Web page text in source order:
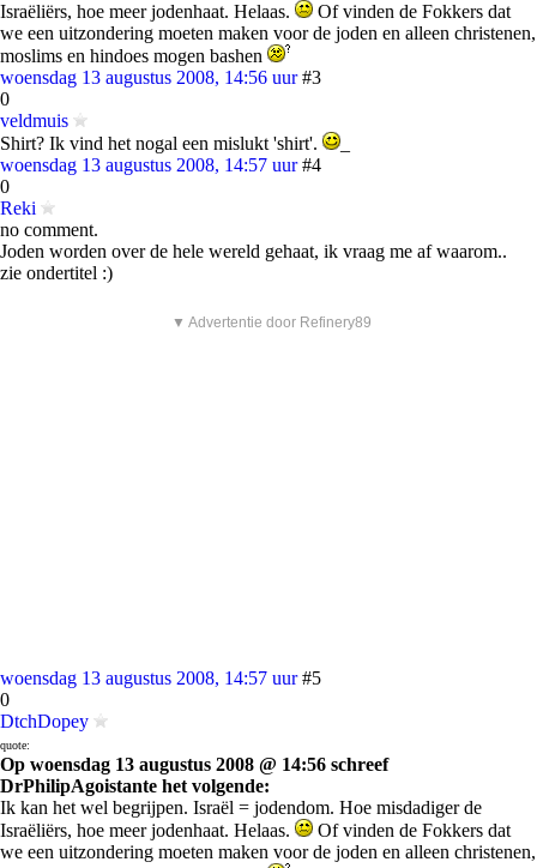
Israëliërs, hoe meer jodenhaat. Helaas.
Of vinden de Fokkers dat
we een uitzondering moeten maken voor de joden en alleen christenen,
moslims en hindoes mogen bashen
woensdag 13 augustus 2008, 14:56 uur #3
0
veldmuis
Shirt? Ik vind het nogal een mislukt 'shirt'.
woensdag 13 augustus 2008, 14:57 uur #4
0
Reki
no comment.
Joden worden over de hele wereld gehaat, ik vraag me af waarom..
zie ondertitel :)
▼ Advertentie door Refinery89
woensdag 13 augustus 2008, 14:57 uur #5
0
DtchDopey
quote:
Op woensdag 13 augustus 2008 @ 14:56 schreef
DrPhilipAgoistante het volgende:
Ik kan het wel begrijpen. Israël = jodendom. Hoe misdadiger de
Israëliërs, hoe meer jodenhaat. Helaas.
Of vinden de Fokkers dat
we een uitzondering moeten maken voor de joden en alleen christenen,